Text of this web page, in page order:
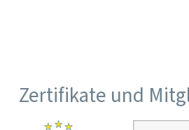
Zertifikate und